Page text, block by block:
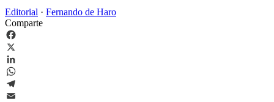
Editorial · Fernando de Haro
Comparte
Facebook
X
LinkedIn
WhatsApp
Telegram